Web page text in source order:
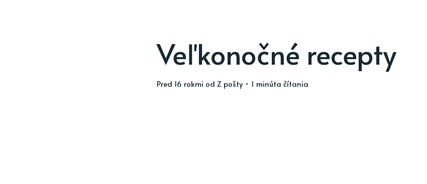
Veľkonočné recepty
pred 16 rokmi od Z pošty• 1 minúta čítania